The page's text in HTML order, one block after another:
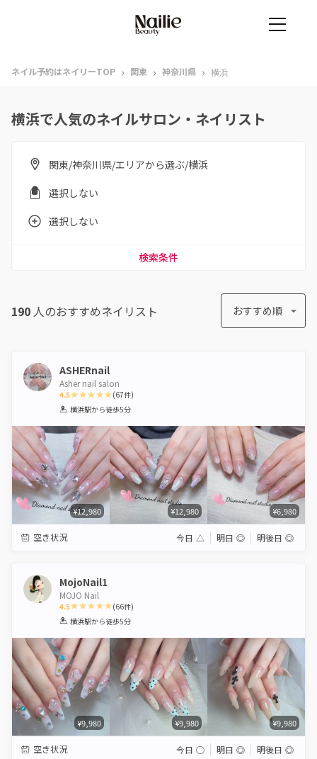
ネイル予約はネイリーTOP › 関東 › 神奈川県 › 横浜
横浜で人気のネイルサロン・ネイリスト
関東/神奈川県/エリアから選ぶ/横浜
選択しない
選択しない
検索条件
190 人のおすすめネイリスト おすすめ順
ASHERnail
Asher nail salon
4.5
1 2 3 4 5
(67件)
横浜駅から徒歩5分
¥12,980 ¥12,980 ¥6,980
空き状況 今日 △ 明日 ◎ 明後日 ◎
MojoNail1
MOJO Nail
4.5
1 2 3 4 5
(66件)
横浜駅から徒歩5分
¥9,980 ¥9,980 ¥9,980
空き状況 今日 ◯ 明日 ◎ 明後日 ◎